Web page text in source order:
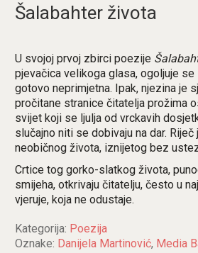
Šalabahter života
U svojoj prvoj zbirci poezije
pjevačica velikoga glasa, ogoljuje
gotovo neprimjetna. Ipak, njezina je
pročitane stranice čitatelja prožima
svijet koji se ljulja od vrckavih
slučajno niti se dobivaju na dar.
neobičnog života, iznijetog bez
Crtice tog gorko-slatkog života,
smijeha, otkrivaju čitatelju, često u
vjeruje, koja ne odustaje.
Kategorija: Poezija
Oznake: Danijela Martinović, Media